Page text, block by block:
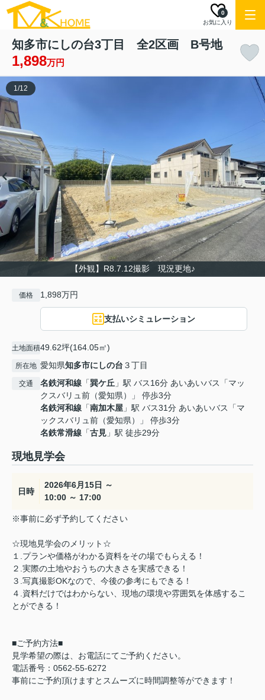
お気に入り
0
知多市にしの台3丁目 全2区画 B号地
1,898万円
【外観】R8.7.12撮影 現況更地♪
1/12
価格 1,898万円
支払いシミュレーション
土地面積49.62坪(164.05㎡)
所在地 愛知県知多市にしの台 ３丁目
交通 名鉄河和線 「巽ケ丘 」駅 バス16分 あいあいバス「マッ
クスバリュ前（愛知県）」 停歩3分
名鉄河和線 「南加木屋 」駅 バス31分 あいあいバス「マ
ックスバリュ前（愛知県）」 停歩3分
名鉄常滑線 「古見 」駅 徒歩29分
現地見学会
日時
2026年6月15日 ～
10:00 ～ 17:00
※事前に必ず予約してください
☆現地見学会のメリット☆
１.プランや価格がわかる資料をその場でもらえる！
２.実際の土地やおうちの大きさを実感できる！
３.写真撮影OKなので、今後の参考にもできる！
４.資料だけではわからない、現地の環境や雰囲気を体感するこ
とができる！
■ご予約方法■
見学希望の際は、お電話にてご予約ください。
電話番号：0562-55-6272
事前にご予約頂けますとスムーズに時間調整等ができます！